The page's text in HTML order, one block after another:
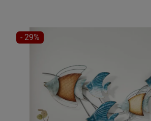
RÉDUCTION
- 29%